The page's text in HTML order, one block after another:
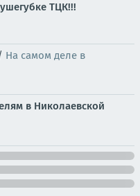
ТЦК!!!
На самом деле в
в Николаевской